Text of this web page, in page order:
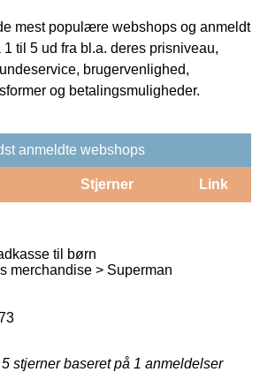
mest populære webshops og anmeldt
til 5 ud fra bl.a. deres prisniveau,
brugervenlighed,
og betalingsmuligheder.
anmeldte webshops
Stjerner Link
til børn
merchandise > Superman
stjerner baseret på 1 anmeldelser